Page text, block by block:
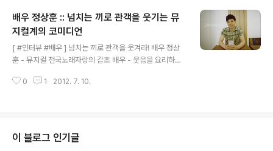
이 그리워진다. 온몸을 짓누르는 무더위에 몸과 마음이 지
쳐가는 그 순간에도 공포가 안겨주는 짜릿한 쾌감은 더위
해결사로 손꼽는 차디찬 팥빙수에 비할 바가 아니다. 나도
모르게 눈을 질끈 감게 하는 두려움과 달리 이후 내용을 궁
을 수 없는 중독성의 원천이다. 손사래를 치고 비명을 지르
배우 정상훈 :: 넘치는 끼로 관객을 웃기는 뮤
지컬계의 코미디언
[ #인터뷰 #배우 ] 넘치는 끼로 관객을 웃겨라! 배우 정상
훈 - 뮤지컬 전국노래자랑의 감초 배우 - 웃음을 요리하는
라이언스 / 김현동 기자 cinetique@naver.com [2012
에서 등장해 관객을 웃게 하는 묘한 마성을 뽐내기 시작했
다. 능청스러우며 동시에 어디까지가 애드립인지 모를 정
0 1 2012. 7. 10.
이 블로그 인기글